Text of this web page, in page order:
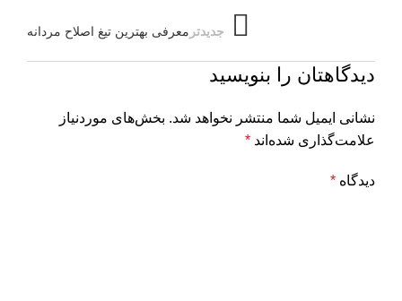
جدیدتر معرفی بهترین تیغ اصلاح مردانه
دیدگاهتان را بنویسید
نشانی ایمیل شما منتشر نخواهد شد. بخش‌های موردنیاز
علامت‌گذاری شده‌اند *
دیدگاه *